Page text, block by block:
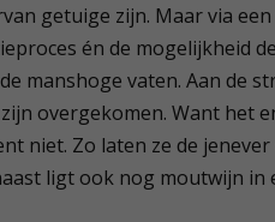
getuige zijn. Maar via
én de mogelijkheid
manshoge vaten. Aan de
overgekomen. Want het
niet. Zo laten ze de
ligt ook nog moutwijn